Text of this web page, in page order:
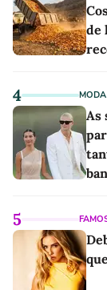
de
4 MODA
As
5